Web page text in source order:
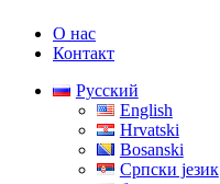
О нас
Контакт
Русский
English
Hrvatski
Bosanski
Српски језик